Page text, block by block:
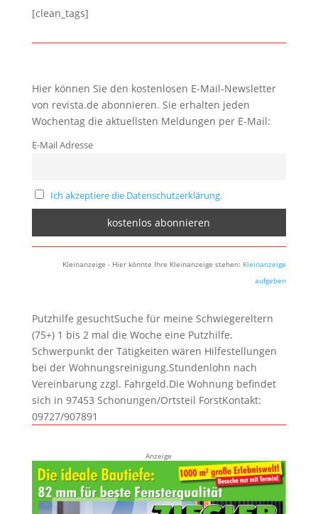
[clean_tags]
Hier können Sie den kostenlosen E-Mail-Newsletter
von revista.de abonnieren. Sie erhalten jeden
Wochentag die aktuellsten Meldungen per E-Mail:
E-Mail Adresse
Ich akzeptiere die Datenschutzerklärung.
Kleinanzeige - Hier könnte Ihre Kleinanzeige stehen: Kleinanzeige
aufgeben
Putzhilfe gesuchtSuche für meine Schwiegereltern
(75+) 1 bis 2 mal die Woche eine Putzhilfe.
Schwerpunkt der Tätigkeiten wären Hilfestellungen
bei der Wohnungsreinigung.Stundenlohn nach
Vereinbarung zzgl. Fahrgeld.Die Wohnung befindet
sich in 97453 Schonungen/Ortsteil ForstKontakt:
09727/907891
Anzeige